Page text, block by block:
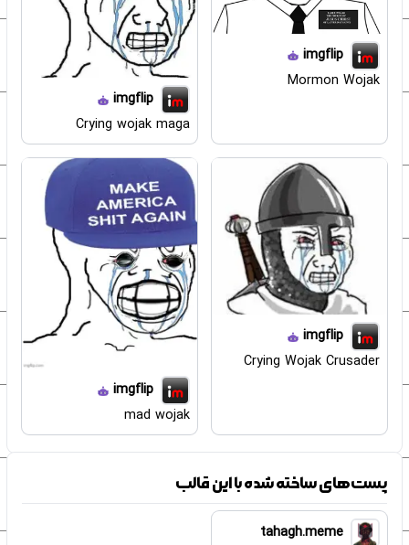
imgflip
Mormon Wojak
imgflip
Crying wojak maga
imgflip
Crying Wojak Crusader
imgflip
mad wojak
پست‌های ساخته شده با این قالب
tahagh.meme